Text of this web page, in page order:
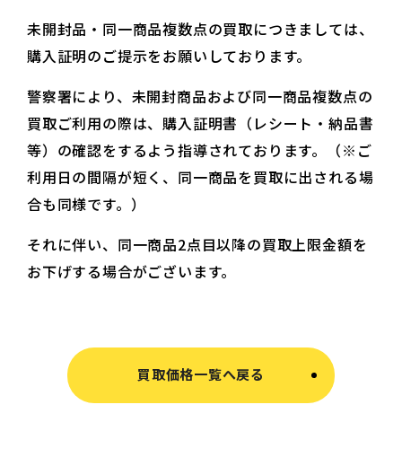
未開封品・同一商品複数点の買取につきましては、
購入証明のご提示をお願いしております。
警察署により、未開封商品および同一商品複数点の
買取ご利用の際は、購入証明書（レシート・納品書
等）の確認をするよう指導されております。（※ご
利用日の間隔が短く、同一商品を買取に出される場
合も同様です。）
それに伴い、同一商品2点目以降の買取上限金額を
お下げする場合がございます。
買取価格一覧へ戻る